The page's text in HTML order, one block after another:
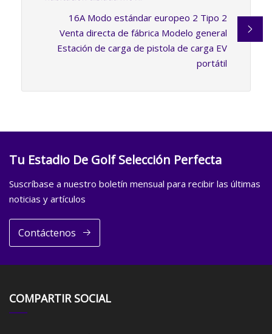
16A Modo estándar europeo 2 Tipo 2
Venta directa de fábrica Modelo general
Estación de carga de pistola de carga EV
portátil
Tu Estadio De Golf Selección Perfecta
Suscríbase a nuestro boletín mensual para recibir las últimas
noticias y artículos
Contáctenos
COMPARTIR SOCIAL